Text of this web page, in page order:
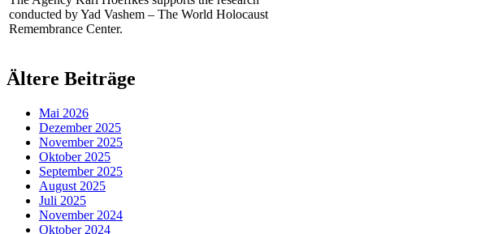
conducted by Yad Vashem – The World Holocaust
Remembrance Center.
Ältere Beiträge
Mai 2026
Dezember 2025
November 2025
Oktober 2025
September 2025
August 2025
Juli 2025
November 2024
Oktober 2024